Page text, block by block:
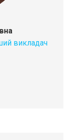
викладач